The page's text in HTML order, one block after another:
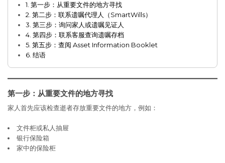
1. 第一步：从重要文件的地方寻找
2. 第二步：联系遗嘱代理人（SmartWills）
3. 第三步：询问家人或遗嘱见证人
4. 第四步：联系客服查询遗嘱存档
5. 第五步：查阅 Asset Information Booklet
6. 结语
第一步：从重要文件的地方寻找
家人首先应该检查逝者存放重要文件的地方，例如：
文件柜或私人抽屉
银行保险箱
家中的保险柜